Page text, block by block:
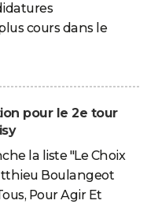
cours dans le
pour le 2e tour
la liste "Le Choix
Boulangeot
Pour Agir Et